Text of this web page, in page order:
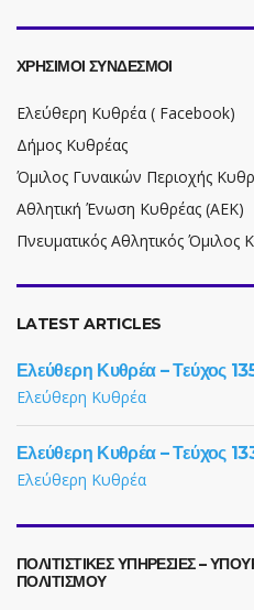
ΧΡΗΣΙΜΟΙ ΣΥΝΔΕΣΜΟΙ
Ελεύθερη Κυθρέα ( Facebook)
Δήμος Κυθρέας
Όμιλος Γυναικών Περιοχής
Αθλητική Ένωση Κυθρέας (ΑΕΚ)
Πνευματικός Αθλητικός
LATEST ARTICLES
Ελεύθερη Κυθρέα – Τεύχος
Ελεύθερη Κυθρέα
Ελεύθερη Κυθρέα – Τεύχος
Ελεύθερη Κυθρέα
ΠΟΛΙΤΙΣΤΙΚΕΣ ΥΠΗΡΕΣΙΕΣ –
ΠΟΛΙΤΙΣΜΟΥ